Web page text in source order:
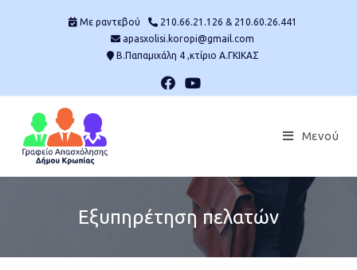
Mε ραντεβού
210.66.21.126 & 210.60.26.441
apasxolisi.koropi@gmail.com
Β.Παπαμιχάλη 4 ,κτίριο Α.ΓΚΙΚΑΣ
Μενού
Εξυπηρέτηση πελατών